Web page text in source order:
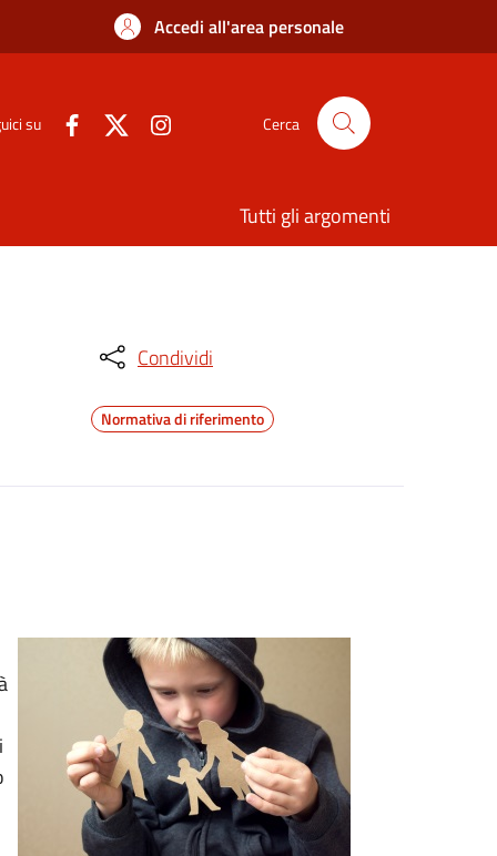
Accedi all'area personale
su Cerca
Tutti gli argomenti
Condividi
Normativa di riferimento